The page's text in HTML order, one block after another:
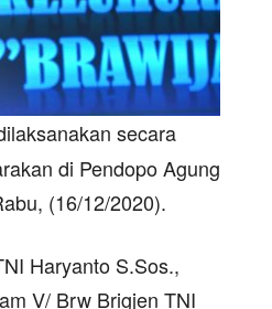
secara
di Pendopo Agung
(16/12/2020).
Haryanto S.Sos.,
V/ Brw Brigjen TNI